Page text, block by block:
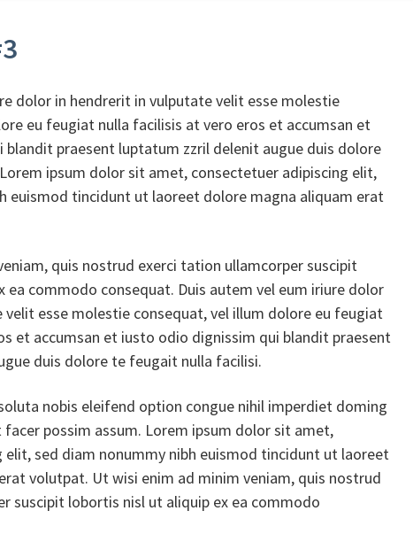
dolor in hendrerit in vulputate velit esse molestie
eu feugiat nulla facilisis at vero eros et accumsan et
praesent luptatum zzril delenit augue duis dolore
ipsum dolor sit amet, consectetuer adipiscing elit,
euismod tincidunt ut laoreet dolore magna aliquam erat
quis nostrud exerci tation ullamcorper suscipit
ea commodo consequat. Duis autem vel eum iriure dolor
esse molestie consequat, vel illum dolore eu feugiat
et accumsan et iusto odio dignissim qui blandit praesent
duis dolore te feugait nulla facilisi.
nobis eleifend option congue nihil imperdiet doming
possim assum. Lorem ipsum dolor sit amet,
elit, sed diam nonummy nibh euismod tincidunt ut laoreet
volutpat. Ut wisi enim ad minim veniam, quis nostrud
suscipit lobortis nisl ut aliquip ex ea commodo